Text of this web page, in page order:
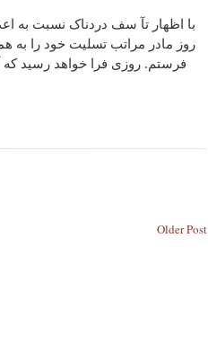
با اظهار تآ سف دردناک نسبت به
روز مادر مراتب تسلیت خود را به
فرستم. روزی فرا خواهد رسید
Older Post